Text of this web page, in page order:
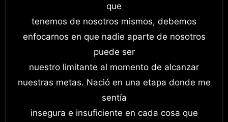
que
tenemos de nosotros mismos, debemos
enfocarnos en que nadie aparte de nosotros
puede ser
nuestro limitante al momento de alcanzar
nuestras metas. Nació en una etapa donde me
sentía
insegura e insuficiente en cada cosa que